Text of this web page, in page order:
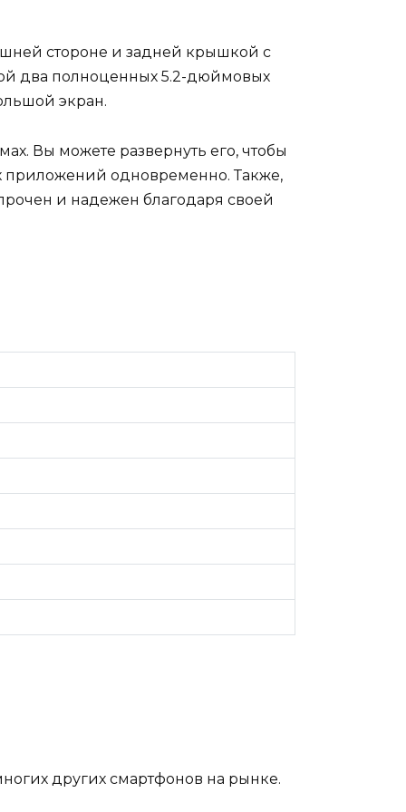
стороне и задней крышкой с
два полноценных 5.2-дюймовых
экран.
Вы можете развернуть его, чтобы
приложений одновременно. Также,
и надежен благодаря своей
других смартфонов на рынке.